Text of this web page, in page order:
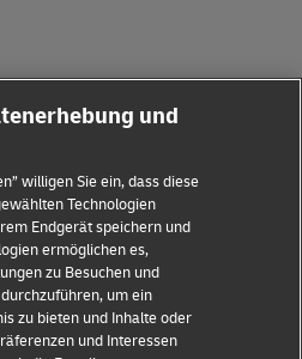
und
willigen Sie ein, dass diese
Technologien
Endgerät speichern und
ermöglichen es,
zu Besuchen und
um ein
zu bieten und Inhalte oder
und Interessen